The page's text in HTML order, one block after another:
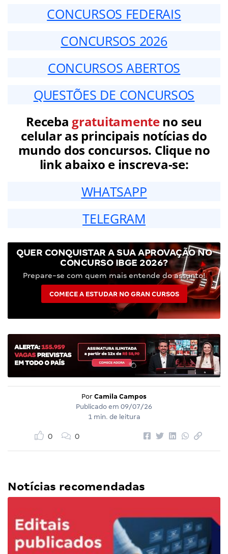
CONCURSOS FEDERAIS
CONCURSOS 2026
CONCURSOS ABERTOS
QUESTÕES DE CONCURSOS
Receba gratuitamenteno seu
celular as principais notícias do
mundo dos concursos. Clique no
link abaixo e inscreva-se:
WHATSAPP
TELEGRAM
QUER CONQUISTAR A SUA APROVAÇÃO NO
CONCURSO IBGE 2026?
Prepare-se com quem mais entende do assunto!
COMECE A ESTUDAR NO GRAN CURSOS
Por Camila Campos
Publicado em 09/07/26
1 min. de leitura
0 0
Notícias recomendadas